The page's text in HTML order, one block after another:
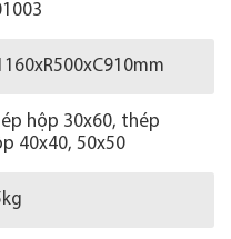
hộp 30x60, thép
40x40, 50x50